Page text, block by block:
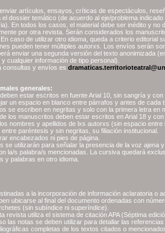
artículos, ensayos, críticas de espectáculos,
el dossier temático (de acuerdo al eje/problema indicado
En todos los casos, el material debe ser inédito y no
por otra revista. Serán considerados los
caso de utilizar otro idioma, queda a criterio editorial
pueden tener múltiples autorxs. Los envíos serán
enviar una segunda versión del texto anonimizada
cualquier información de tipo personal).
consultas y envíos es
generales:
estar escritos en fuente Arial 10, sin sangría y con
un espacio en blanco entre párrafos y antes de cada
se escriben en negritas y solo con la primera letra en
los manuscritos deben estar escritos en Arial 18 y
nombres y apellidos de lxs autorxs (sin espacio entre
entre paréntesis y sin negritas, su filiación institucional.
encabezados ni pies de página.
se utilizarán para señalar la presencia de la voz ajena
la/s palabra/s mencionadas. La cursiva quedará
y palabras en otro idioma.
a la incorporación de información aclaratoria o
ubicarse al final del documento ordenadas con
(sin subíndice ni superíndice).
revista utiliza el sistema de citación APA (Séptima
las notas se deben utilizar para detallar las referencias
completas de los textos citados o